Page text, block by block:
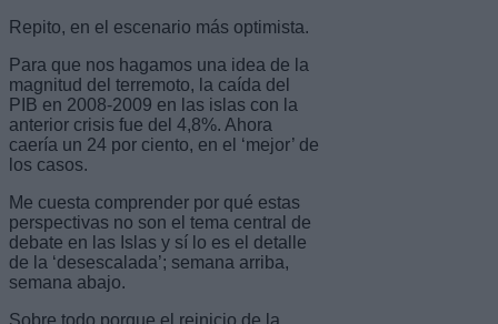
Repito, en el escenario más optimista.
Para que nos hagamos una idea de la
magnitud del terremoto, la caída del
PIB en 2008-2009 en las islas con la
anterior crisis fue del 4,8%. Ahora
caería un 24 por ciento, en el ‘mejor’ de
los casos.
Me cuesta comprender por qué estas
perspectivas no son el tema central de
debate en las Islas y sí lo es el detalle
de la ‘desescalada’; semana arriba,
semana abajo.
Sobre todo porque el reinicio de la